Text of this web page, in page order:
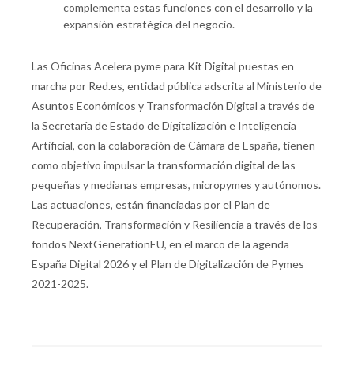
complementa estas funciones con el desarrollo y la
expansión estratégica del negocio.
Las Oficinas Acelera pyme para Kit Digital puestas en
marcha por Red.es, entidad pública adscrita al Ministerio de
Asuntos Económicos y Transformación Digital a través de
la Secretaría de Estado de Digitalización e Inteligencia
Artificial, con la colaboración de Cámara de España, tienen
como objetivo impulsar la transformación digital de las
pequeñas y medianas empresas, micropymes y autónomos.
Las actuaciones, están financiadas por el Plan de
Recuperación, Transformación y Resiliencia a través de los
fondos NextGenerationEU, en el marco de la agenda
España Digital 2026 y el Plan de Digitalización de Pymes
2021-2025.